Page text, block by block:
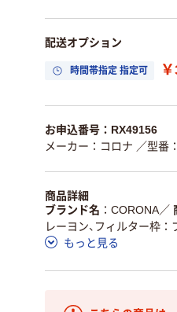
配送オプション
時間帯指定 指定可
お申込番号：RX49156
メーカー：コロナ ／型番
商品詳細
ブランド名
CORONA／
レーヨン、フィルター枠：
もっと見る